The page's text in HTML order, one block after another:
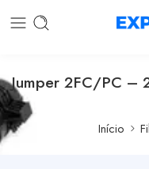
Jumper 2FC/PC –
Início